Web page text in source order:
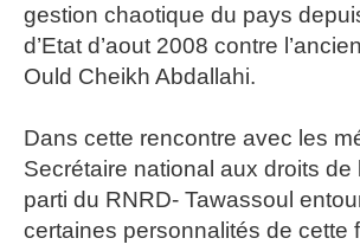
gestion chaotique du pays
d’Etat d’aout 2008 contre
Ould Cheikh Abdallahi.
Dans cette rencontre avec les
Secrétaire national aux droits de
parti du RNRD- Tawassoul
certaines personnalités de cette